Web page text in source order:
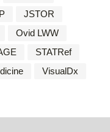
JSTOR
Ovid LWW
STATRef
VisualDx